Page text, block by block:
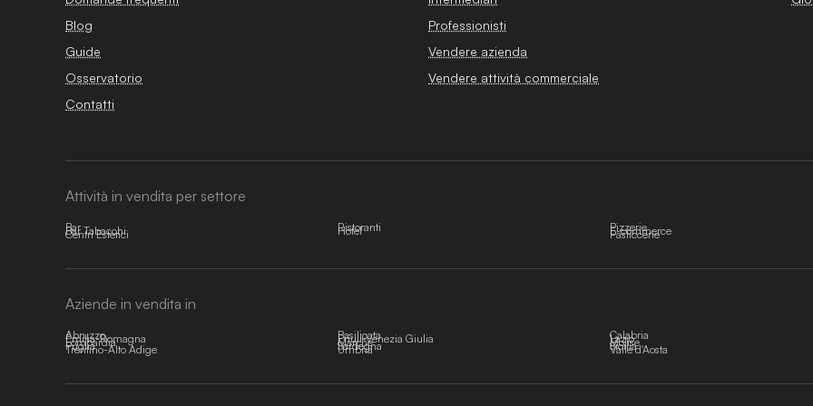
Blog
Guide
Osservatorio
Contatti
Professionisti
Vendere azienda
Vendere attività commerciale
Attività in vendita per settore
Bar Ristoranti Pizzerie
Bar Tabacchi Hotel E-commerce
Centri Estetici Pasticcerie
Aziende in vendita in
Abruzzo Basilicata Calabria
Emilia-Romagna Friuli-Venezia Giulia Lazio
Lombardia Marche Molise
Puglia Sardegna Sicilia
Trentino-Alto Adige Umbria Valle d'Aosta